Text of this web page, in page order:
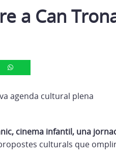
a Can
agenda cultural plena
cinema infantil, una
culturals que